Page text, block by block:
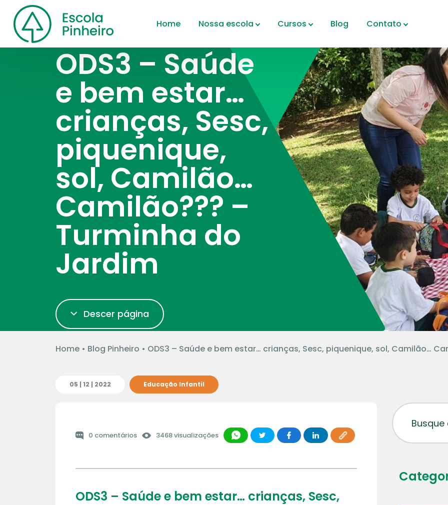
Home Nossa escola Cursos Blog Contato
ODS3 – Saúde
e bem estar…
crianças, Sesc,
piquenique,
sol, Camilão…
Camilão??? –
Turminha do
Jardim
Descer página
Home• Blog Pinheiro • ODS3 – Saúde e bem estar… crianças, Sesc, piquenique, sol, Camilão…
05 | 12 | 2022 Educação Infantil
0 comentários 3468 visualizações
ODS3 – Saúde e bem estar… crianças, Sesc,